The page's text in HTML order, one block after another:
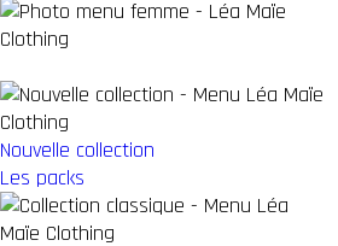
Nouvelle collection
Les packs